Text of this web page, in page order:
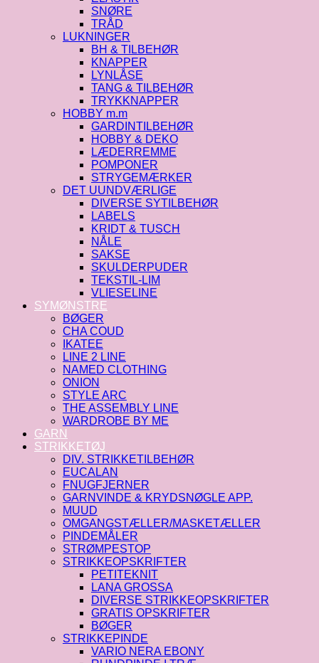
SNØRE
TRÅD
LUKNINGER
BH & TILBEHØR
KNAPPER
LYNLÅSE
TANG & TILBEHØR
TRYKKNAPPER
HOBBY m.m
GARDINTILBEHØR
HOBBY & DEKO
LÆDERREMME
POMPONER
STRYGEMÆRKER
DET UUNDVÆRLIGE
DIVERSE SYTILBEHØR
LABELS
KRIDT & TUSCH
NÅLE
SAKSE
SKULDERPUDER
TEKSTIL-LIM
VLIESELINE
SYMØNSTRE
BØGER
CHA COUD
IKATEE
LINE 2 LINE
NAMED CLOTHING
ONION
STYLE ARC
THE ASSEMBLY LINE
WARDROBE BY ME
GARN
STRIKKETØJ
DIV. STRIKKETILBEHØR
EUCALAN
FNUGFJERNER
GARNVINDE & KRYDSNØGLE APP.
MUUD
OMGANGSTÆLLER/MASKETÆLLER
PINDEMÅLER
STRØMPESTOP
STRIKKEOPSKRIFTER
PETITEKNIT
LANA GROSSA
DIVERSE STRIKKEOPSKRIFTER
GRATIS OPSKRIFTER
BØGER
STRIKKEPINDE
VARIO NERA EBONY